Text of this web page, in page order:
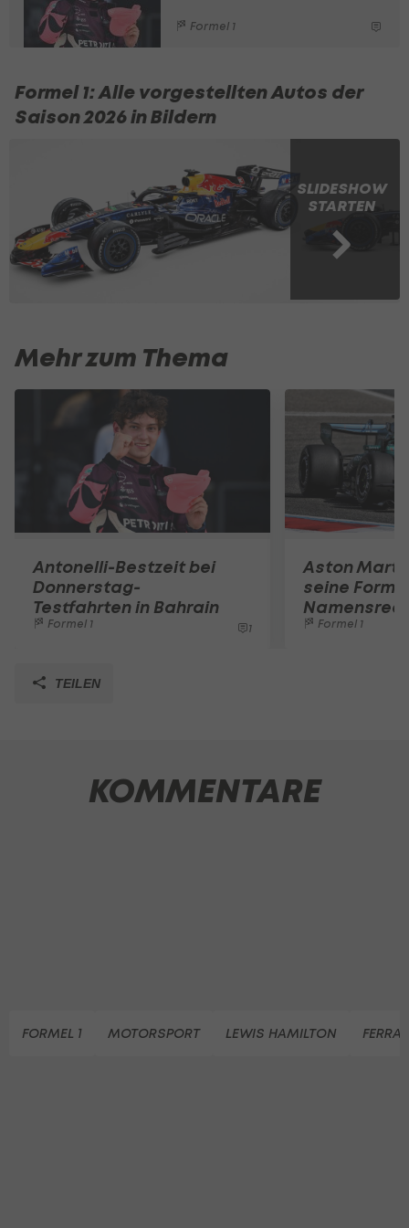
Formel 1
Formel 1: Alle vorgestellten Autos der
Saison 2026 in Bildern
SLIDESHOW
STARTEN
Mehr zum Thema
Antonelli-Bestzeit bei
Donnerstag-
Testfahrten in Bahrain
Formel 1 1
Aston
seine
Formel 1
TEILEN
KOMMENTARE
FORMEL 1 MOTORSPORT LEWIS HAMILTON